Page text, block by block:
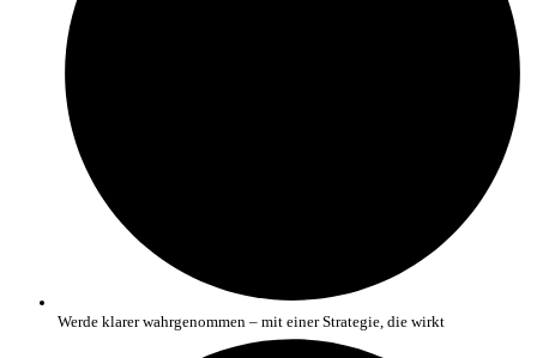
Werde klarer wahrgenommen – mit einer Strategie, die wirkt